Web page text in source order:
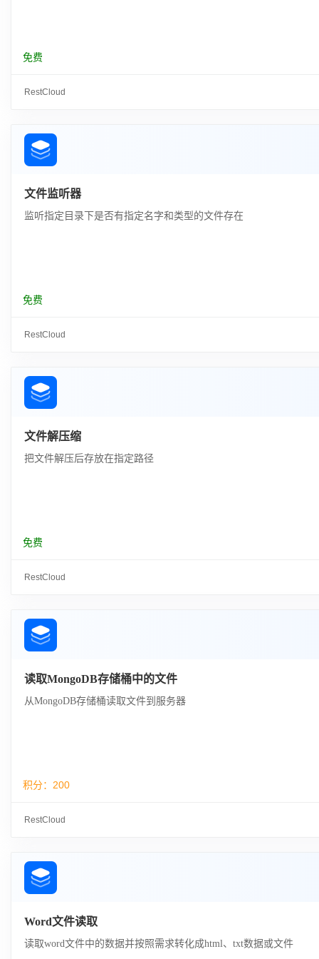
免费
RestCloud
文件监听器
监听指定目录下是否有指定名字和类型的文件存在
免费
RestCloud
文件解压缩
把文件解压后存放在指定路径
免费
RestCloud
读取MongoDB存储桶中的文件
从MongoDB存储桶读取文件到服务器
积分： 200
RestCloud
Word文件读取
读取word文件中的数据并按照需求转化成html、txt数据或文件